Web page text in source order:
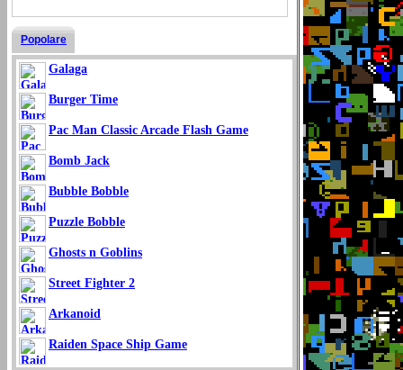
Popolare
Galaga
Burger Time
Pac Man Classic Arcade Flash Game
Bomb Jack
Bubble Bobble
Puzzle Bobble
Ghosts n Goblins
Street Fighter 2
Arkanoid
Raiden Space Ship Game